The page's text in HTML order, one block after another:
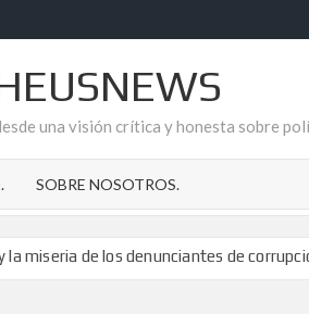
una visión crítica y honesta sobre
SOBRE NOSOTROS.
la miseria de los denunciantes de